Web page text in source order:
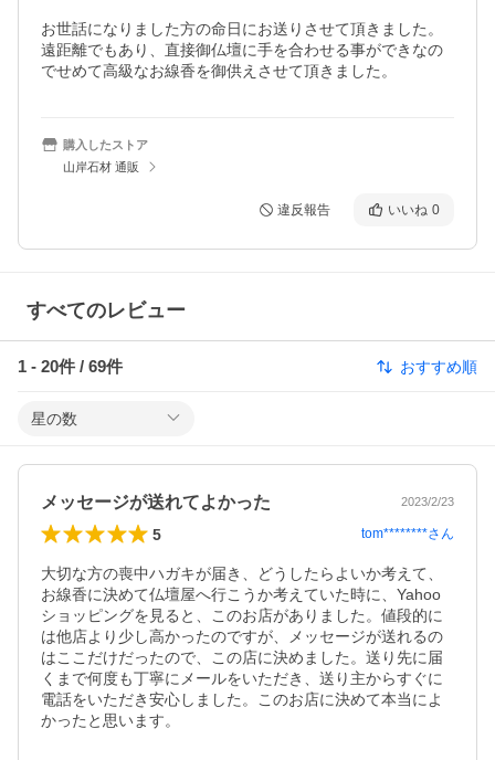
お世話になりました方の命日にお送りさせて頂きました。
遠距離でもあり、直接御仏壇に手を合わせる事ができなの
でせめて高級なお線香を御供えさせて頂きました。
購入したストア
山岸石材 通販
違反報告 いいね 0
すべてのレビュー
1 - 20件 / 69件 おすすめ順
星の数
メッセージが送れてよかった 2023/2/23
5 tom********さん
大切な方の喪中ハガキが届き、どうしたらよいか考えて、
お線香に決めて仏壇屋へ行こうか考えていた時に、Yahoo
ショッピングを見ると、このお店がありました。値段的に
は他店より少し高かったのですが、メッセージが送れるの
はここだけだったので、この店に決めました。送り先に届
くまで何度も丁寧にメールをいただき、送り主からすぐに
電話をいただき安心しました。このお店に決めて本当によ
かったと思います。